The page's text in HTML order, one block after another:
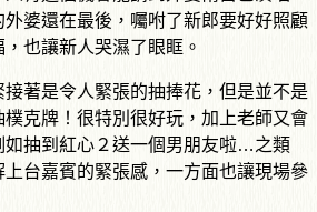
婆還在最後，囑咐了新郎要好好照顧
也讓新人哭濕了眼眶。
著是令人緊張的抽捧花，但是並不是
克牌！很特別很好玩，加上老師又會
如抽到紅心２送一個男朋友啦…之類
台嘉賓的緊張感，一方面也讓現場參